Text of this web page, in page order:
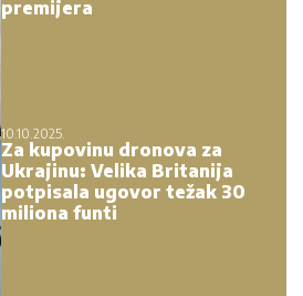
premijera
10.10.2025.
Za kupovinu dronova za
Ukrajinu: Velika Britanija
potpisala ugovor težak 30
miliona funti